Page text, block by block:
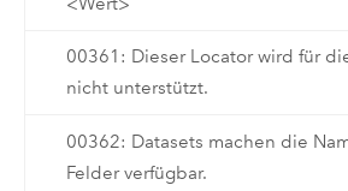
00361: Dieser Locator wird für
nicht unterstützt.
00362: Datasets machen die
Felder verfügbar.